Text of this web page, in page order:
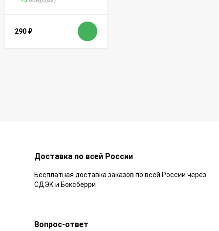
290 ₽
Доставка по всей России
Бесплатная доставка заказов по всей России через
СДЭК и Боксберри
Вопрос-ответ